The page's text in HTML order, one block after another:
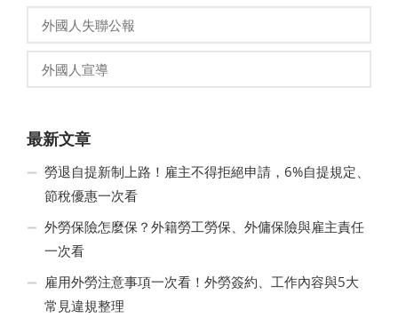
外國人失聯公報
外國人宣導
最新文章
勞退自提新制上路！雇主不得拒絕申請，6%自提規定、
節稅優惠一次看
外勞保險怎麼保？外籍勞工勞保、外傭保險與雇主責任
一次看
雇用外勞注意事項一次看！外勞簽約、工作內容與5大
常見違規整理